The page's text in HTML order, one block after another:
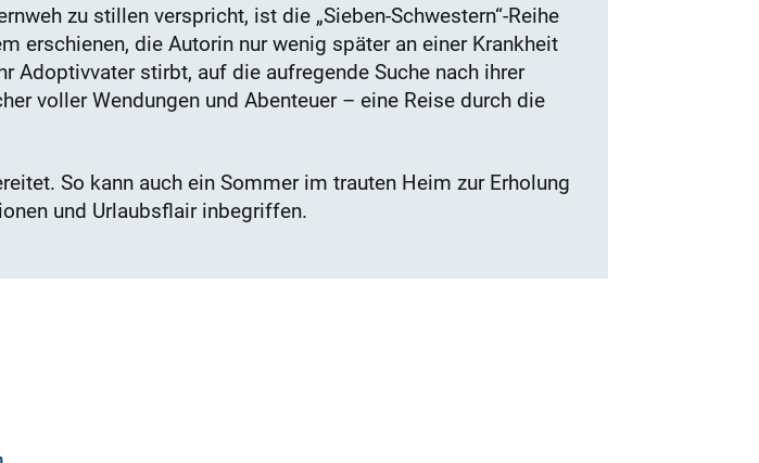
zu stillen verspricht, ist die „Sieben-Schwestern“-Reihe
erschienen, die Autorin nur wenig später an einer Krankheit
Adoptivvater stirbt, auf die aufregende Suche nach ihrer
voller Wendungen und Abenteuer – eine Reise durch die
So kann auch ein Sommer im trauten Heim zur Erholung
und Urlaubsflair inbegriffen.